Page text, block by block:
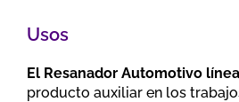
Usos
El Resanador Automotivo
producto auxiliar en los